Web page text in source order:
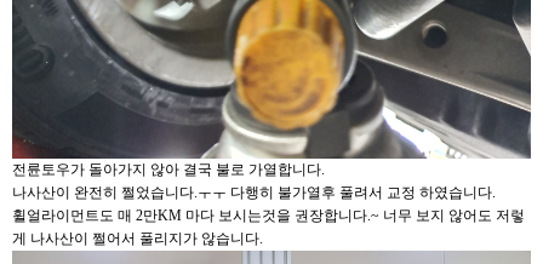
전륜토우가 돌아가지 않아 결국 불로 가열합니다.
나사산이 완전히 쩔었습니다.ㅜㅜ 다행히 불가열후 풀려서 교정 하였습니다.
휠얼라이먼트도 매 2만KM 마다 보시는것을 권장합니다.~ 너무 보지 않어도 저렇
게 나사산이 쩔어서 풀리지가 않습니다.